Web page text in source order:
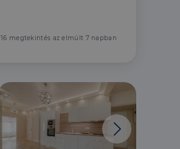
16 megtekintés az elmúlt 7 napban